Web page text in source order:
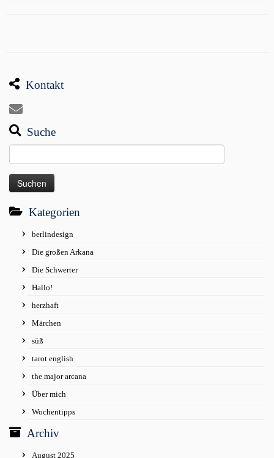
Kontakt
Suche
nach:
Kategorien
berlindesign
Die großen Arkana
Die Schwerter
Hallo!
herzhaft
Märchen
süß
tarot english
the major arcana
Über mich
Wochentipps
Archiv
August 2025